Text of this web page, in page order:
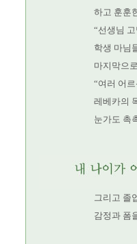
하고 훈훈
“선생님
학생 마님
마지막으
“여러 어
레베카의
눈가도 촉
그리고 졸
감정과 폼